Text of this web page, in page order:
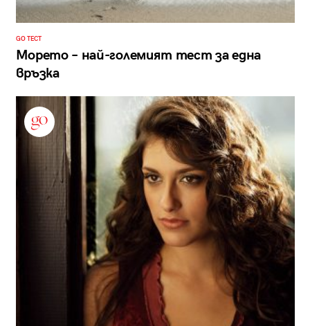
GO ТЕСТ
Морето – най-големият тест за една
връзка